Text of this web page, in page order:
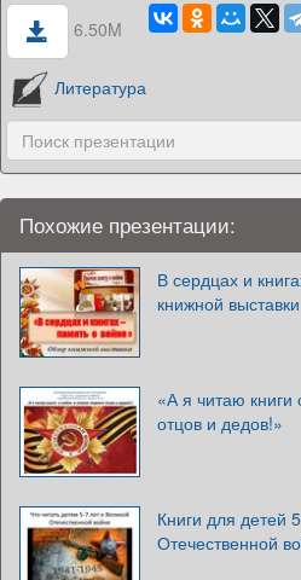
6.50M
Литература
Похожие презентации:
В сердцах и
книжной выставки
«А я читаю
отцов и дедов!»
Книги для детей
Отечественной